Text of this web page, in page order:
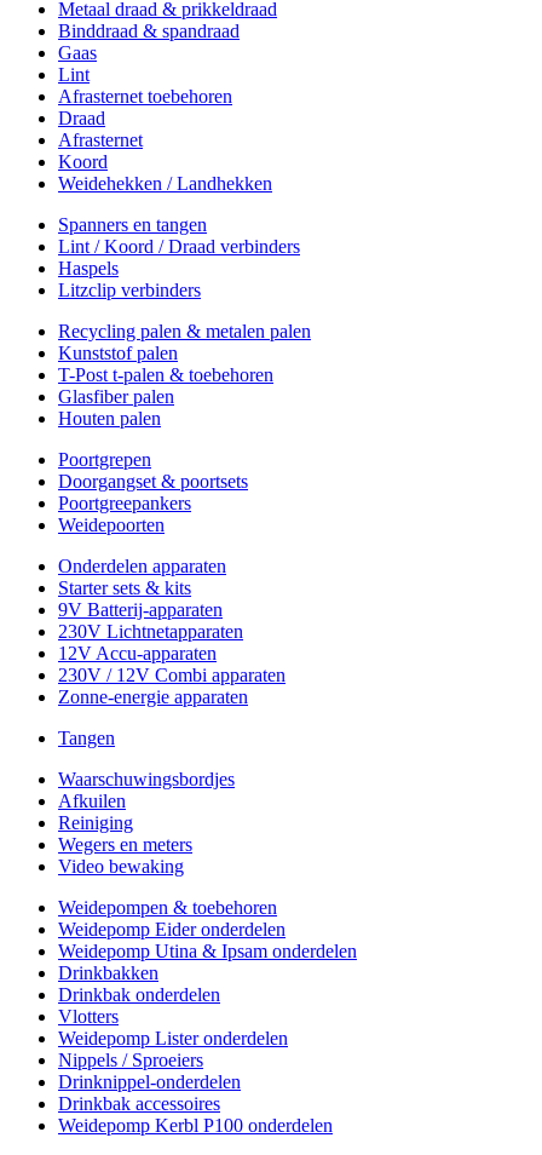
Metaal draad & prikkeldraad
Binddraad & spandraad
Gaas
Lint
Afrasternet toebehoren
Draad
Afrasternet
Koord
Weidehekken / Landhekken
Spanners en tangen
Lint / Koord / Draad verbinders
Haspels
Litzclip verbinders
Recycling palen & metalen palen
Kunststof palen
T-Post t-palen & toebehoren
Glasfiber palen
Houten palen
Poortgrepen
Doorgangset & poortsets
Poortgreepankers
Weidepoorten
Onderdelen apparaten
Starter sets & kits
9V Batterij-apparaten
230V Lichtnetapparaten
12V Accu-apparaten
230V / 12V Combi apparaten
Zonne-energie apparaten
Tangen
Waarschuwingsbordjes
Afkuilen
Reiniging
Wegers en meters
Video bewaking
Weidepompen & toebehoren
Weidepomp Eider onderdelen
Weidepomp Utina & Ipsam onderdelen
Drinkbakken
Drinkbak onderdelen
Vlotters
Weidepomp Lister onderdelen
Nippels / Sproeiers
Drinknippel-onderdelen
Drinkbak accessoires
Weidepomp Kerbl P100 onderdelen